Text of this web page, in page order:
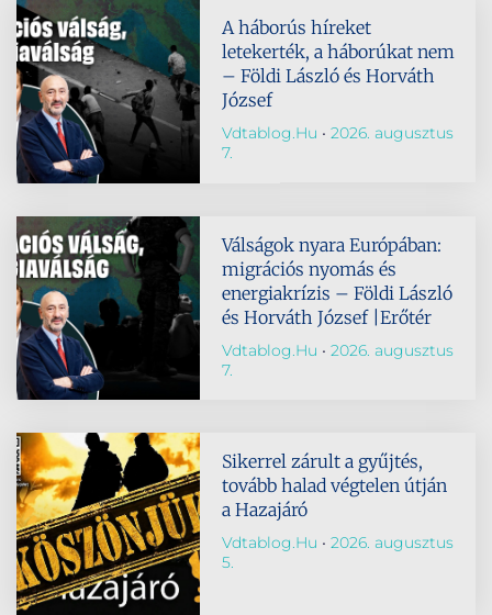
A háborús híreket
letekerték, a háborúkat nem
– Földi László és Horváth
József
Vdtablog.hu
2026. augusztus
7.
Válságok nyara Európában:
migrációs nyomás és
energiakrízis – Földi László
és Horváth József |Erőtér
Vdtablog.hu
2026. augusztus
7.
Sikerrel zárult a gyűjtés,
tovább halad végtelen útján
a Hazajáró
Vdtablog.hu
2026. augusztus
5.